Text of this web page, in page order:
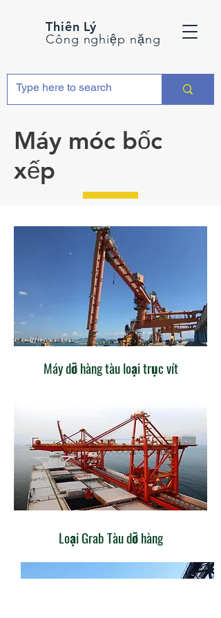
Thiên Lý
Công nghiệp nặng
Máy móc bốc
xếp
Máy dỡ hàng tàu loại trục vít
Loại Grab Tàu dỡ hàng